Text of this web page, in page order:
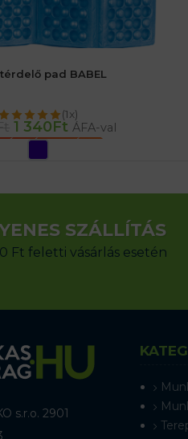
pad BABEL
(1x)
1 340Ft ÁFA-val
VÁLASZTÁSA
SZÁLLÍTÁS
Ft feletti vásárlás esetén
s.r.o. 2901